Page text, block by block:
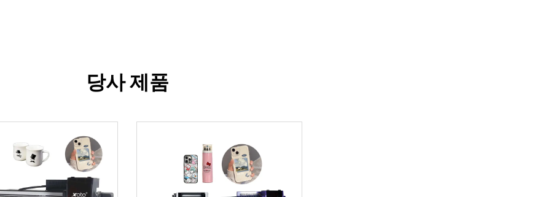
당사 제품